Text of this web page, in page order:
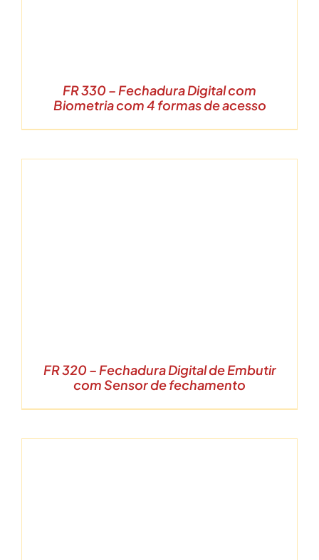
FR 330 – Fechadura Digital com
Biometria com 4 formas de acesso
FR 320 – Fechadura Digital de Embutir
com Sensor de fechamento